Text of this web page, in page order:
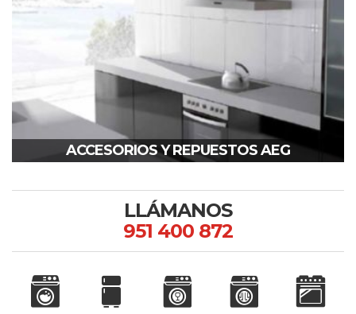
ACCESORIOS Y REPUESTOS AEG
LLÁMANOS
951 400 872